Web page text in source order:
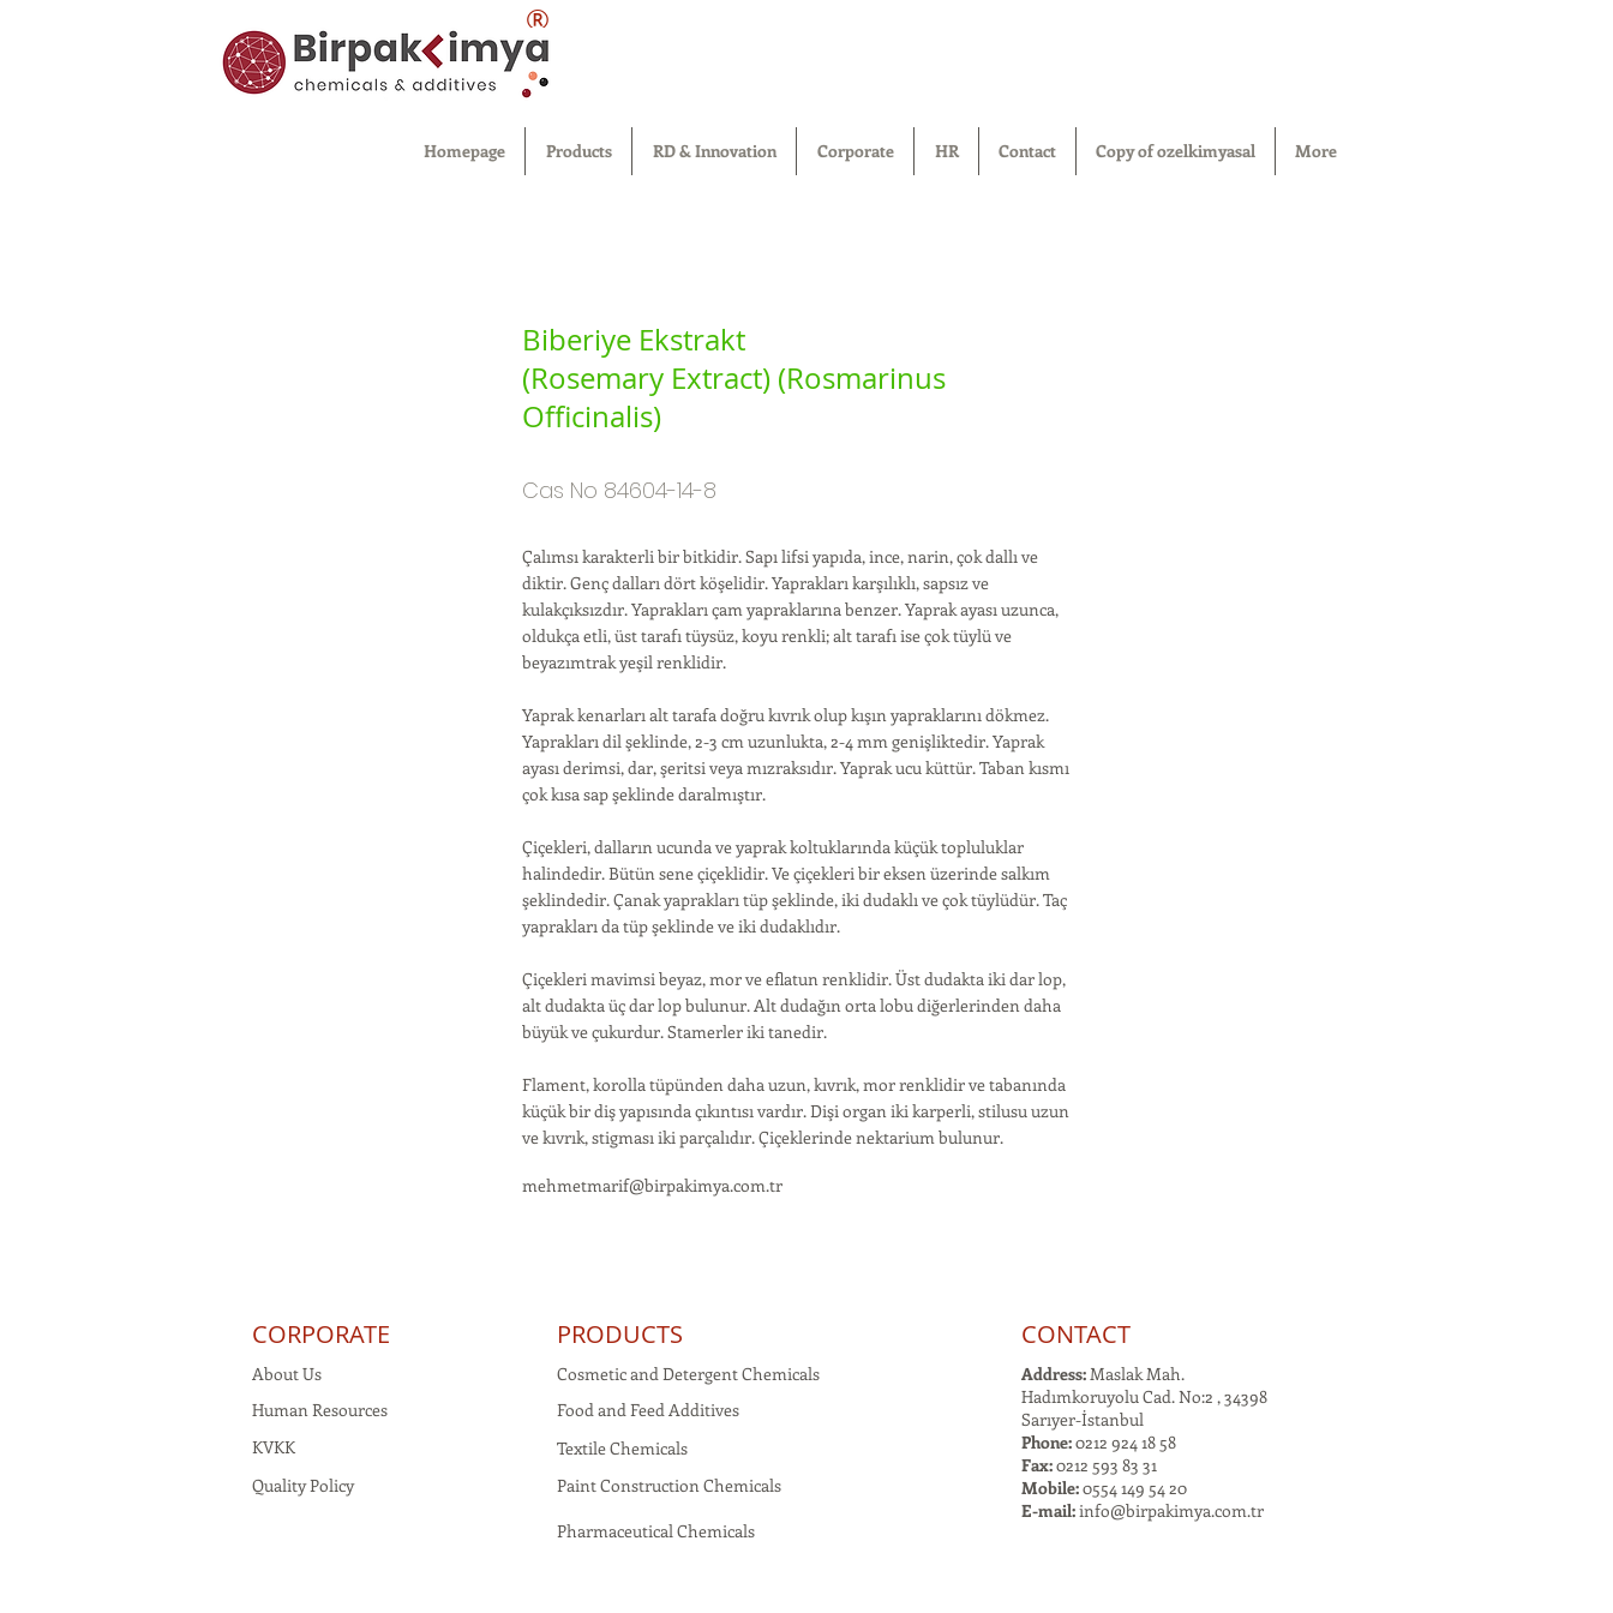
®
Homepage Products RD & Innovation Corporate HR Contact Copy of ozelkimyasal More
Biberiye Ekstrakt
(Rosemary Extract) (Rosmarinus
Officinalis)
Cas No 84604-14-8
Çalımsı karakterli bir bitkidir. Sapı lifsi yapıda, ince, narin, çok dallı ve
diktir. Genç dalları dört köşelidir. Yaprakları karşılıklı, sapsız ve
kulakçıksızdır. Yaprakları çam yapraklarına benzer. Yaprak ayası uzunca,
oldukça etli, üst tarafı tüysüz, koyu renkli; alt tarafı ise çok tüylü ve
beyazımtrak yeşil renklidir.
Yaprak kenarları alt tarafa doğru kıvrık olup kışın yapraklarını dökmez.
Yaprakları dil şeklinde, 2-3 cm uzunlukta, 2-4 mm genişliktedir. Yaprak
ayası derimsi, dar, şeritsi veya mızraksıdır. Yaprak ucu küttür. Taban kısmı
çok kısa sap şeklinde daralmıştır.
Çiçekleri, dalların ucunda ve yaprak koltuklarında küçük topluluklar
halindedir. Bütün sene çiçeklidir. Ve çiçekleri bir eksen üzerinde salkım
şeklindedir. Çanak yaprakları tüp şeklinde, iki dudaklı ve çok tüylüdür. Taç
yaprakları da tüp şeklinde ve iki dudaklıdır.
Çiçekleri mavimsi beyaz, mor ve eflatun renklidir. Üst dudakta iki dar lop,
alt dudakta üç dar lop bulunur. Alt dudağın orta lobu diğerlerinden daha
büyük ve çukurdur. Stamerler iki tanedir.
Flament, korolla tüpünden daha uzun, kıvrık, mor renklidir ve tabanında
küçük bir diş yapısında çıkıntısı vardır. Dişi organ iki karperli, stilusu uzun
ve kıvrık, stigması iki parçalıdır. Çiçeklerinde nektarium bulunur.
mehmetmarif@birpakimya.com.tr
CORPORATE
About Us
Human Resources
KVKK
Quality Policy
PRODUCTS
Cosmetic and Detergent Chemicals
Food and Feed Additives
Textile Chemicals
Paint Construction Chemicals
Pharmaceutical Chemicals
CONTACT
Address:Maslak Mah.
Hadımkoruyolu Cad. No:2 , 34398
Sarıyer-İstanbul
Phone:0212 924 18 58
Fax:0212 593 83 31
Mobile:0554 149 54 20
E-mail:info@birpakimya.com.tr